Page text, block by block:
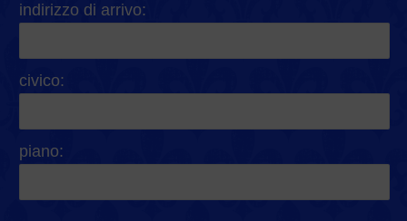
indirizzo di arrivo:
civico:
piano: